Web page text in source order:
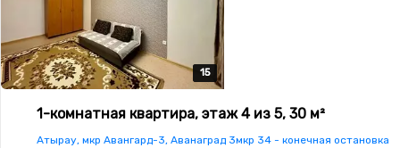
15
15
15
15
15
1-комнатная квартира, этаж 4 из 5, 30 м²
Атырау, мкр Авангард-3, Аванаград 3мкр 34 - конечная остановка